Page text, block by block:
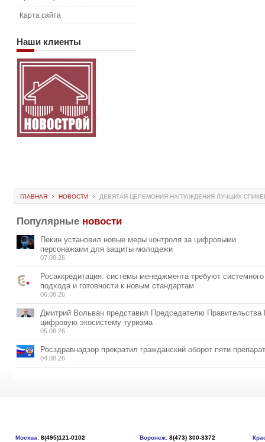
Карта сайта
Наши клиенты
ГЛАВНАЯ НОВОСТИ ДЕВЯТАЯ ЦЕРЕМОНИЯ НАГРАЖДЕНИЯ ЛУЧШИХ
Популярные новости
Пекин установил новые меры контроля за цифровыми
персонажами для защиты молодежи
07.08.26
Росаккредитация: системы менеджмента требуют системного
подхода и готовности к новым стандартам
06.08.26
Дмитрий Вольвач представил Председателю
цифровую экосистему туризма
05.08.26
Росздравнадзор прекратил гражданский оборот пяти
04.08.26
Москва: 8(495)121-0102 Воронеж: 8(473) 300-3372